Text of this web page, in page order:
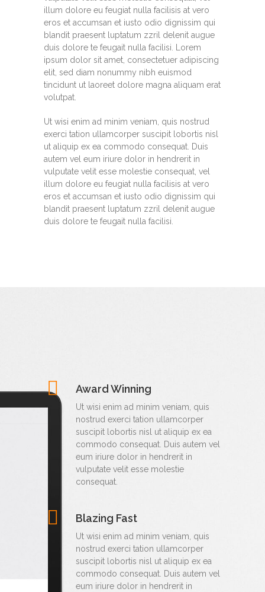
illum dolore eu feugiat nulla facilisis at vero
eros et accumsan et iusto odio dignissim qui
blandit praesent luptatum zzril delenit augue
duis dolore te feugait nulla facilisi. Lorem
ipsum dolor sit amet, consectetuer adipiscing
elit, sed diam nonummy nibh euismod
tincidunt ut laoreet dolore magna aliquam erat
volutpat.
Ut wisi enim ad minim veniam, quis nostrud
exerci tation ullamcorper suscipit lobortis nisl
ut aliquip ex ea commodo consequat. Duis
autem vel eum iriure dolor in hendrerit in
vulputate velit esse molestie consequat, vel
illum dolore eu feugiat nulla facilisis at vero
eros et accumsan et iusto odio dignissim qui
blandit praesent luptatum zzril delenit augue
duis dolore te feugait nulla facilisi.
Award Winning
Ut wisi enim ad minim veniam, quis
nostrud exerci tation ullamcorper
suscipit lobortis nisl ut aliquip ex ea
commodo consequat. Duis autem vel
eum iriure dolor in hendrerit in
vulputate velit esse molestie
consequat.
Blazing Fast
Ut wisi enim ad minim veniam, quis
nostrud exerci tation ullamcorper
suscipit lobortis nisl ut aliquip ex ea
commodo consequat. Duis autem vel
eum iriure dolor in hendrerit in